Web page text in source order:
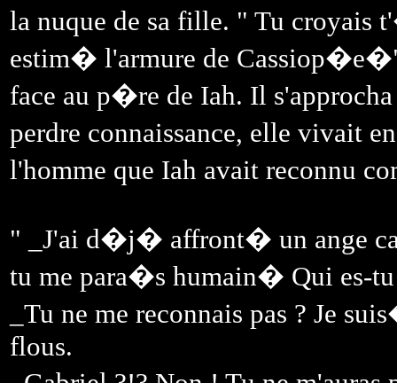
la nuque de sa fille. " Tu croyais
estim� l'armure de
face au p�re de Iah. Il
perdre connaissance, elle vivait
l'homme que Iah avait reconnu
" _J'ai d�j� affront� un ange
tu me para�s humain� Qui es-
_Tu ne me reconnais pas ? Je
flous.